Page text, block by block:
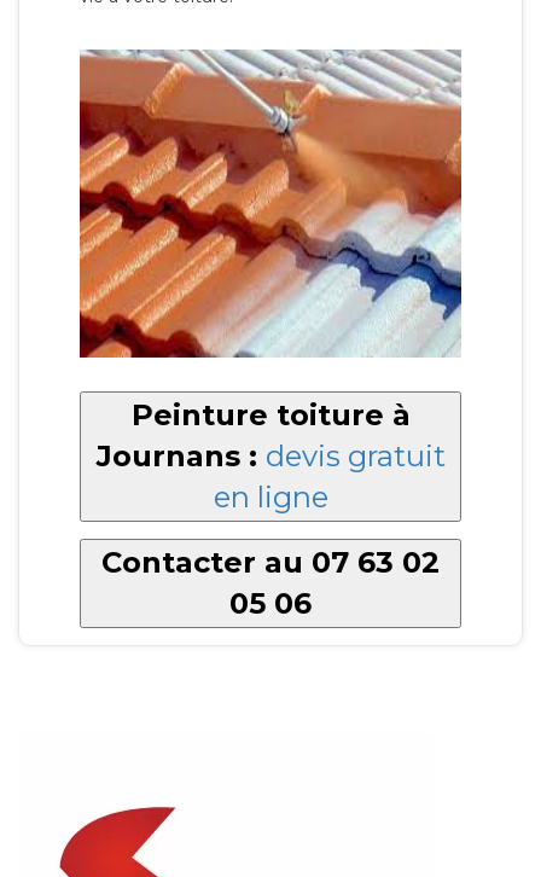
Peinture toiture à
Journans : devis gratuit
en ligne
Contacter au 07 63 02
05 06